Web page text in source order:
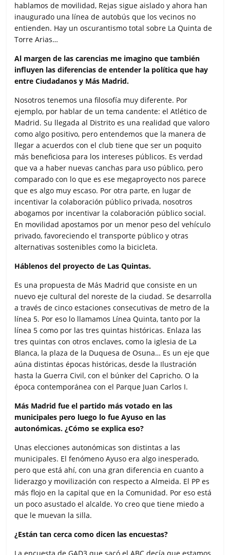
hablamos de movilidad, Rejas sigue aislado y ahora han
inaugurado una línea de autobús que los vecinos no
entienden. Hay un oscurantismo total sobre La Quinta de
Torre Arias…
Al margen de las carencias me imagino que también
influyen las diferencias de entender la política que hay
entre Ciudadanos y Más Madrid.
Nosotros tenemos una filosofía muy diferente. Por
ejemplo, por hablar de un tema candente: el Atlético de
Madrid. Su llegada al Distrito es una realidad que valoro
como algo positivo, pero entendemos que la manera de
llegar a acuerdos con el club tiene que ser un poquito
más beneficiosa para los intereses públicos. Es verdad
que va a haber nuevas canchas para uso público, pero
comparado con lo que es ese megaproyecto nos parece
que es algo muy escaso. Por otra parte, en lugar de
incentivar la colaboración público privada, nosotros
abogamos por incentivar la colaboración público social.
En movilidad apostamos por un menor peso del vehículo
privado, favoreciendo el transporte público y otras
alternativas sostenibles como la bicicleta.
Háblenos del proyecto de Las Quintas.
Es una propuesta de Más Madrid que consiste en un
nuevo eje cultural del noreste de la ciudad. Se desarrolla
a través de cinco estaciones consecutivas de metro de la
línea 5. Por eso lo llamamos Línea Quinta, tanto por la
línea 5 como por las tres quintas históricas. Enlaza las
tres quintas con otros enclaves, como la iglesia de La
Blanca, la plaza de la Duquesa de Osuna… Es un eje que
aúna distintas épocas históricas, desde la Ilustración
hasta la Guerra Civil, con el búnker del Capricho. O la
época contemporánea con el Parque Juan Carlos I.
Más Madrid fue el partido más votado en las
municipales pero luego lo fue Ayuso en las
autonómicas. ¿Cómo se explica eso?
Unas elecciones autonómicas son distintas a las
municipales. El fenómeno Ayuso era algo inesperado,
pero que está ahí, con una gran diferencia en cuanto a
liderazgo y movilización con respecto a Almeida. El PP es
más flojo en la capital que en la Comunidad. Por eso está
un poco asustado el alcalde. Yo creo que tiene miedo a
que le muevan la silla.
¿Están tan cerca como dicen las encuestas?